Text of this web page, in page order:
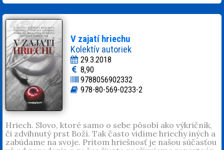
zmenia ich životy a kto všetko bude pre ich zakázanú
lásku trpieť?
Dominika Würll (1991, Prešov). Vždy si ide za svojím.
Nepozná slovo nie. Miluje svoju rodinu, manžela, dcéru
Sárku, knihy, herca Sylvestra Stalloneho, hokej a filmy so
šťastným koncom. Býva na východnom Slovensku, kde
je šťastná.
V zajatí hriechu
Kolektív autoriek
29.3.2018
8,90
9788056902332
978-80-569-0233-2
Hriech. Slovo, ktoré samo o sebe pôsobí ako výkričník,
či zdvihnutý prst Boží. Tak často vidíme hriechy iných a
zabúdame na svoje. Pritom hriešnosť je našou súčasťou